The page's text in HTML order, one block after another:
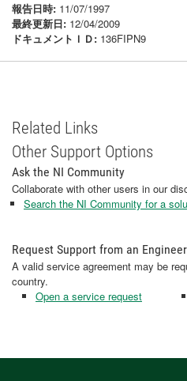
報告日時: 11/07/1997
最終更新日: 12/04/2009
ドキュメントＩＤ: 136FIPN9
Related Links
Other Support Options
Ask the NI Community
Collaborate with other users in our
Search the NI Community for a
Request Support from an Engineer
A valid service agreement may be
country.
Open a service request